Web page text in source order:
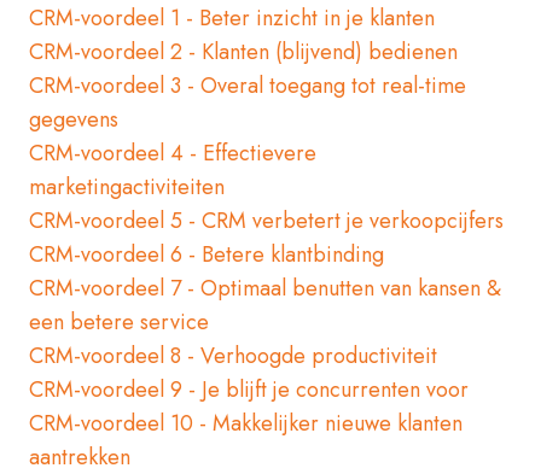
CRM-voordeel 1 - Beter inzicht in je klanten
CRM-voordeel 2 - Klanten (blijvend) bedienen
CRM-voordeel 3 - Overal toegang tot real-time
gegevens
CRM-voordeel 4 - Effectievere
marketingactiviteiten
CRM-voordeel 5 - CRM verbetert je verkoopcijfers
CRM-voordeel 6 - Betere klantbinding
CRM-voordeel 7 - Optimaal benutten van kansen &
een betere service
CRM-voordeel 8 - Verhoogde productiviteit
CRM-voordeel 9 - Je blijft je concurrenten voor
CRM-voordeel 10 - Makkelijker nieuwe klanten
aantrekken